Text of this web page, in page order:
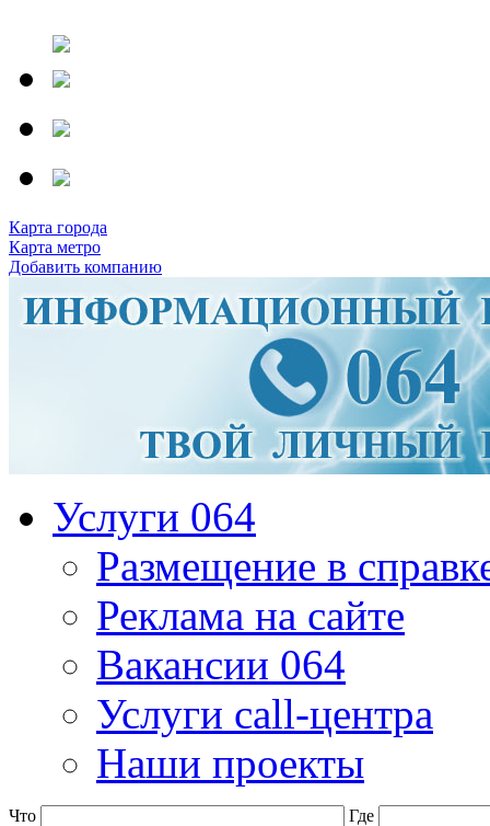
Карта города
Карта метро
Добавить компанию
Услуги 064
Размещение в
Реклама на сайте
Вакансии 064
Услуги call-центра
Наши проекты
Что Где